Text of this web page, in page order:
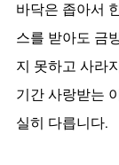
바닥은 좁아서
스를 받아도 금
지 못하고 사라
기간 사랑받는
실히 다릅니다.